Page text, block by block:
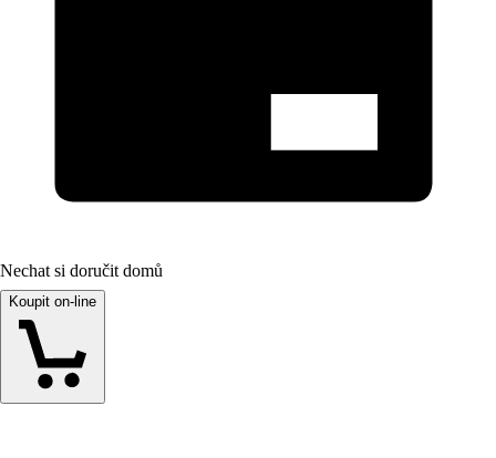
Nechat si doručit domů
Koupit on-line